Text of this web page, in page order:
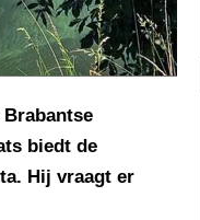
biedt de
Hij vraagt er